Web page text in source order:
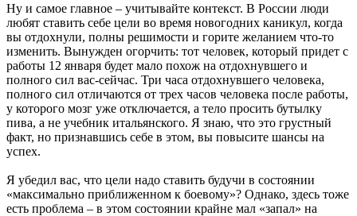
Ну и самое главное – учитывайте контекст. В России люди
любят ставить себе цели во время новогодних каникул, когда
вы отдохнули, полны решимости и горите желанием что-то
изменить. Вынужден огорчить: тот человек, который придет с
работы 12 января будет мало похож на отдохнувшего и
полного сил вас-сейчас. Три часа отдохнувшего человека,
полного сил отличаются от трех часов человека после работы,
у которого мозг уже отключается, а тело просить бутылку
пива, а не учебник итальянского. Я знаю, что это грустный
факт, но признавшись себе в этом, вы повысите шансы на
успех.
Я убедил вас, что цели надо ставить будучи в состоянии
«максимально приближенном к боевому»? Однако, здесь тоже
есть проблема – в этом состоянии крайне мал «запал» на